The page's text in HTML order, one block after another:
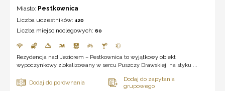
Miasto: Pestkownica
Liczba uczestników: 120
Liczba miejsc noclegowych: 60
Rezydencja nad Jeziorem – Pestkownica to wyjątkowy obiekt
wypoczynkowy zlokalizowany w sercu Puszczy Drawskiej, na styku ...